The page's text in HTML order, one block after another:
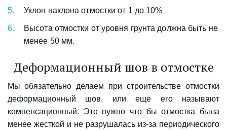
Уклон наклона отмостки от 1 до 10%
Высота отмостки от уровня грунта должна быть не
менее 50 мм.
Деформационный шов в отмостке
Мы обязательно делаем при строительстве отмостки
деформационный шов, или еще его называют
компенсационный. Это нужно что бы отмостка была
менее жесткой и не разрушалась из-за периодического